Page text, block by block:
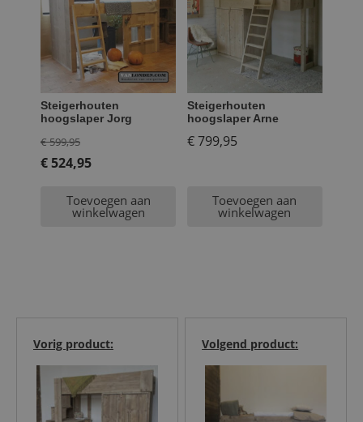
Steigerhouten
hoogslaper Jorg
€599,95Oorspronkelijke
prijs
€ 599,95.
€524,95
Toevoegen aan
winkelwagen
Steigerhouten
hoogslaper Arne
€799,95
Toevoegen aan
winkelwagen
Volgend product:
Vorig product: